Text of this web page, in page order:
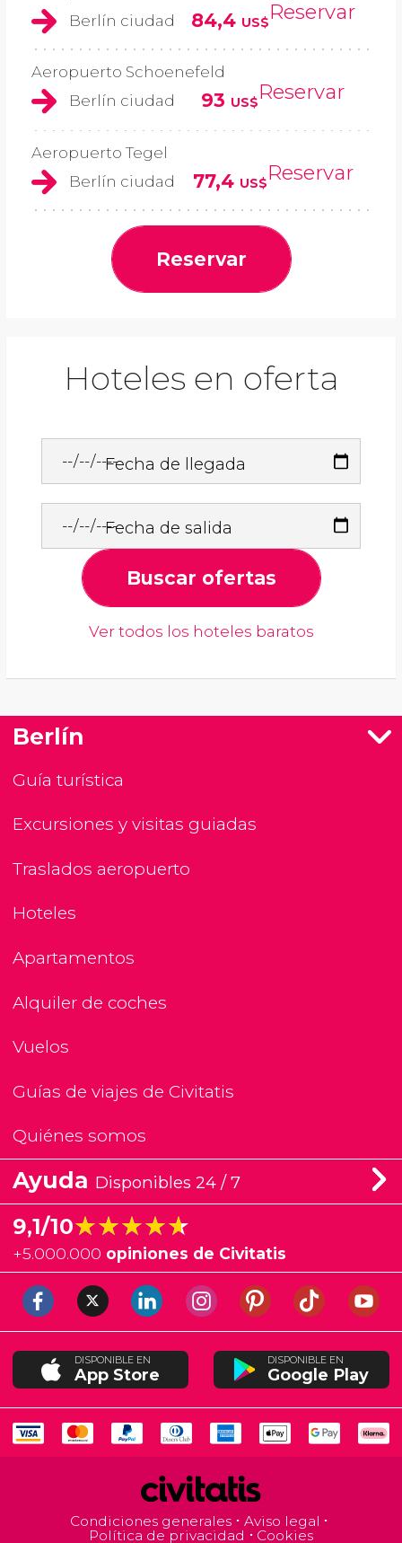
Berlín ciudad
84,4 US$Reservar
Aeropuerto Schoenefeld
Berlín ciudad
93 US$Reservar
Aeropuerto Tegel
Berlín ciudad
77,4 US$Reservar
Reservar
Hoteles en oferta
Fecha de llegada
Fecha de salida
Buscar ofertas
Ver todos los hoteles baratos
Berlín
Guía turística
Excursiones y visitas guiadas
Traslados aeropuerto
Hoteles
Apartamentos
Alquiler de coches
Vuelos
Guías de viajes de Civitatis
Quiénes somos
Ayuda Disponibles 24 / 7
9,1/10★★★★★
★★★★★
+5.000.000 opiniones de Civitatis
DISPONIBLE EN
App Store
DISPONIBLE EN
Google Play
Condiciones generales
Aviso legal
Política de privacidad
Cookies